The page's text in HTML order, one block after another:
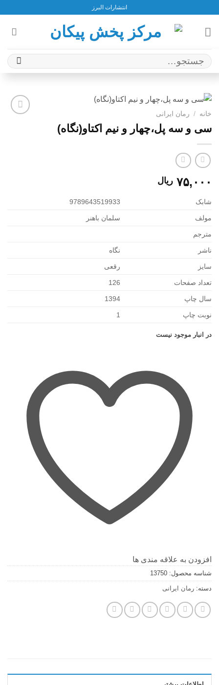
content
انتشارات البرز
جستجو
برای:
خانه / رمان ایرانی
سی و سه پل،چهار و نیم اکتاو(نگاه)
۷۵,۰۰۰ ریال
شابک 9789643519933
مولف سلمان باهنر
مترجم
ناشر نگاه
سایز رقعی
تعداد صفحات 126
سال چاپ 1394
نوبت چاپ 1
در انبار موجود نیست
افزودن به علاقه مندی ها
شناسه محصول: 13750
دسته: رمان ایرانی